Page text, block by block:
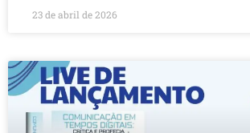
23 de abril de 2026